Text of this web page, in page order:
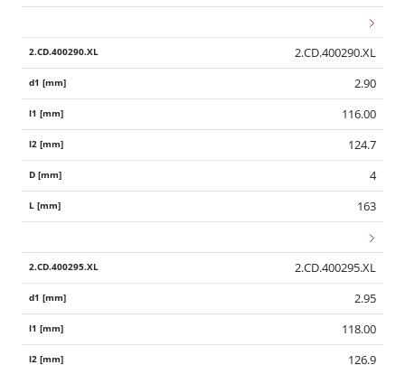
2.CD.400290.XL
2.90
116.00
124.7
4
163
2.CD.400295.XL
2.95
118.00
126.9